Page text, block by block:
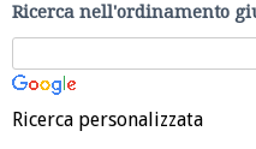
Ricerca nell'ordinamento
Ricerca personalizzata